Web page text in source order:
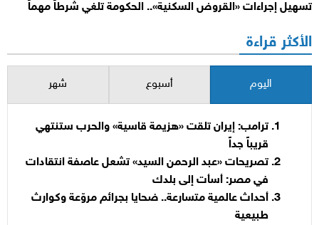
تسهيل إجراءات «القروض السكنية».. الحكومة تلغي شرطاً مهماً
الأكثر قراءة
اليوم أسبوع شهر
ترامب: إيران تلقت «هزيمة قاسية» والحرب ستنتهي
قريباً جداً
تصريحات «عبد الرحمن السيد» تشعل عاصفة انتقادات
في مصر: أسأت إلى بلدك
أحداث عالمية متسارعة.. ضحايا بجرائم مروّعة وكوارث
طبيعية